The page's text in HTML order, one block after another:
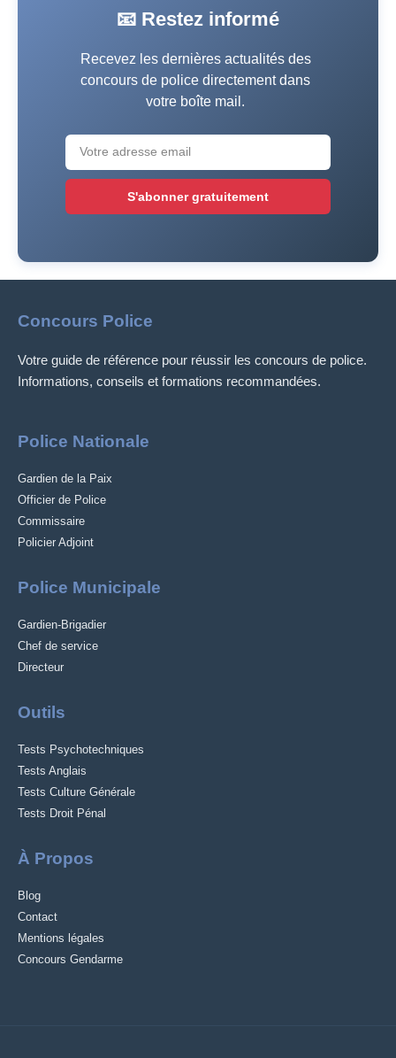
📧 Restez informé
Recevez les dernières actualités des
concours de police directement dans
votre boîte mail.
S'abonner gratuitement
Concours Police
Votre guide de référence pour réussir les concours de police.
Informations, conseils et formations recommandées.
Police Nationale
Gardien de la Paix
Officier de Police
Commissaire
Policier Adjoint
Police Municipale
Gardien-Brigadier
Chef de service
Directeur
Outils
Tests Psychotechniques
Tests Anglais
Tests Culture Générale
Tests Droit Pénal
À Propos
Blog
Contact
Mentions légales
Concours Gendarme